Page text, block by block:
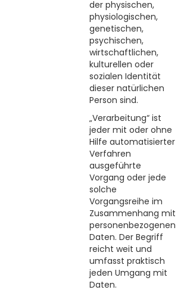
der physischen,
physiologischen,
genetischen,
psychischen,
wirtschaftlichen,
kulturellen oder
sozialen Identität
dieser natürlichen
Person sind.
„Verarbeitung“ ist
jeder mit oder ohne
Hilfe automatisierter
Verfahren
ausgeführte
Vorgang oder jede
solche
Vorgangsreihe im
Zusammenhang mit
personenbezogenen
Daten. Der Begriff
reicht weit und
umfasst praktisch
jeden Umgang mit
Daten.